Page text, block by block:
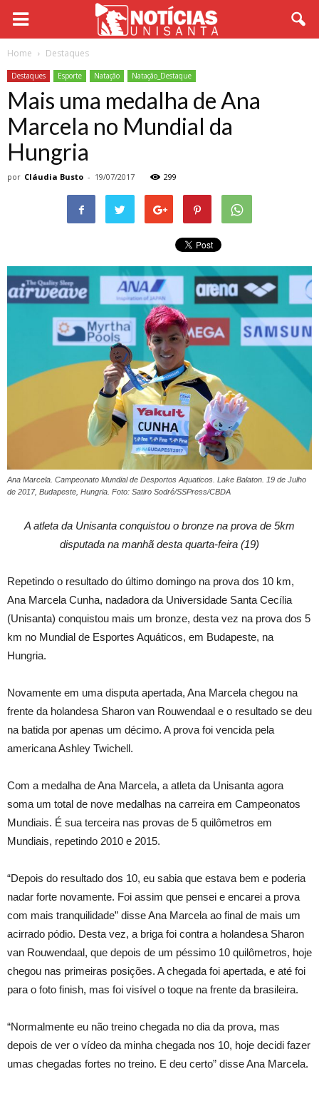
Home Destaques
Destaques Esporte Natação Natação_Destaque
Mais uma medalha de Ana
Marcela no Mundial da
Hungria
por Cláudia Busto - 19/07/2017 299
Ana Marcela. Campeonato Mundial de Desportos Aquaticos. Lake Balaton. 19 de Julho
de 2017, Budapeste, Hungria. Foto: Satiro Sodré/SSPress/CBDA
A atleta da Unisanta conquistou o bronze na prova de 5km
disputada na manhã desta quarta-feira (19)
Repetindo o resultado do último domingo na prova dos 10 km,
Ana Marcela Cunha, nadadora da Universidade Santa Cecília
(Unisanta) conquistou mais um bronze, desta vez na prova dos 5
km no Mundial de Esportes Aquáticos, em Budapeste, na
Hungria.
Novamente em uma disputa apertada, Ana Marcela chegou na
frente da holandesa Sharon van Rouwendaal e o resultado se deu
na batida por apenas um décimo. A prova foi vencida pela
americana Ashley Twichell.
Com a medalha de Ana Marcela, a atleta da Unisanta agora
soma um total de nove medalhas na carreira em Campeonatos
Mundiais. É sua terceira nas provas de 5 quilômetros em
Mundiais, repetindo 2010 e 2015.
“Depois do resultado dos 10, eu sabia que estava bem e poderia
nadar forte novamente. Foi assim que pensei e encarei a prova
com mais tranquilidade” disse Ana Marcela ao final de mais um
acirrado pódio. Desta vez, a briga foi contra a holandesa Sharon
van Rouwendaal, que depois de um péssimo 10 quilômetros, hoje
chegou nas primeiras posições. A chegada foi apertada, e até foi
para o foto finish, mas foi visível o toque na frente da brasileira.
“Normalmente eu não treino chegada no dia da prova, mas
depois de ver o vídeo da minha chegada nos 10, hoje decidi fazer
umas chegadas fortes no treino. E deu certo” disse Ana Marcela.